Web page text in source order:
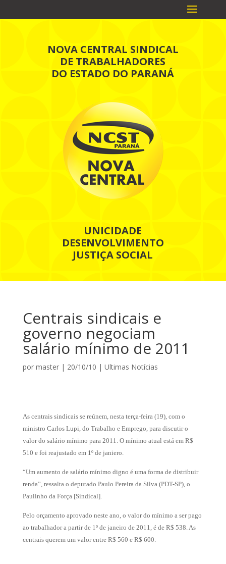
NOVA CENTRAL SINDICAL
DE TRABALHADORES
DO ESTADO DO PARANÁ
UNICIDADE
DESENVOLVIMENTO
JUSTIÇA SOCIAL
Centrais sindicais e
governo negociam
salário mínimo de 2011
por master| 20/10/10 | Ultimas Notícias
As centrais sindicais se reúnem, nesta terça-feira (19), com o
ministro Carlos Lupi, do Trabalho e Emprego, para discutir o
valor do salário mínimo para 2011. O mínimo atual está em R$
510 e foi reajustado em 1º de janiero.
“Um aumento de salário mínimo digno é uma forma de distribuir
renda”, ressalta o deputado Paulo Pereira da Silva (PDT-SP), o
Paulinho da Força [Sindical].
Pelo orçamento aprovado neste ano, o valor do mínimo a ser pago
ao trabalhador a partir de 1º de janeiro de 2011, é de R$ 538. As
centrais querem um valor entre R$ 560 e R$ 600.